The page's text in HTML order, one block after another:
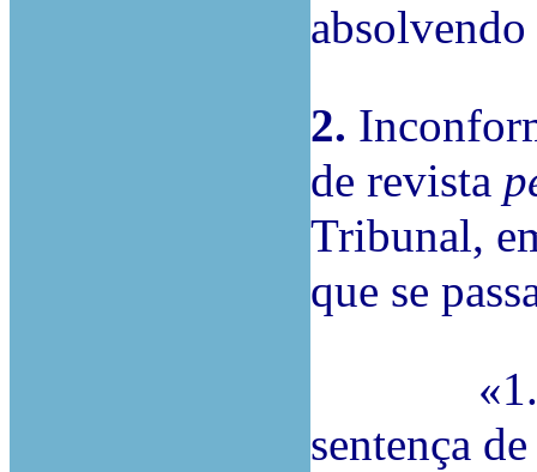
2.
de revista
Tribunal,
que se
«1.ª A
sentença